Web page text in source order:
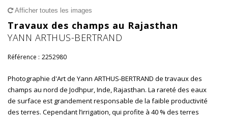
Afficher toutes les images
Travaux des champs au Rajasthan
YANN ARTHUS-BERTRAND
Référence : 2252980
Photographie d'Art de Yann ARTHUS-BERTRAND de travaux des
champs au nord de Jodhpur, Inde, Rajasthan. La rareté des eaux
de surface est grandement responsable de la faible productivité
des terres. Cependant l’irrigation, qui profite à 40 % des terres